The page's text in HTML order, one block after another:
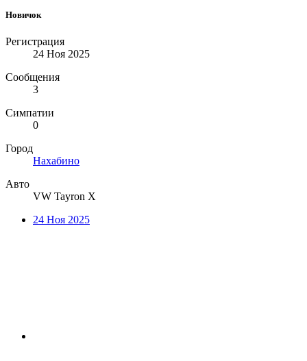
Новичок
Регистрация
24 Ноя 2025
Сообщения
3
Симпатии
0
Город
Нахабино
Авто
VW Tayron X
24 Ноя 2025